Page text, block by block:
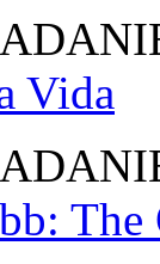
Vida
The